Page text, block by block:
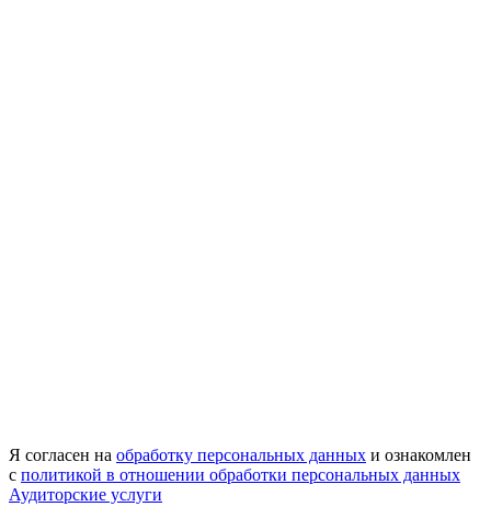
Я согласен на обработку персональных данных и ознакомлен
с политикой в отношении обработки персональных данных
Аудиторские услуги